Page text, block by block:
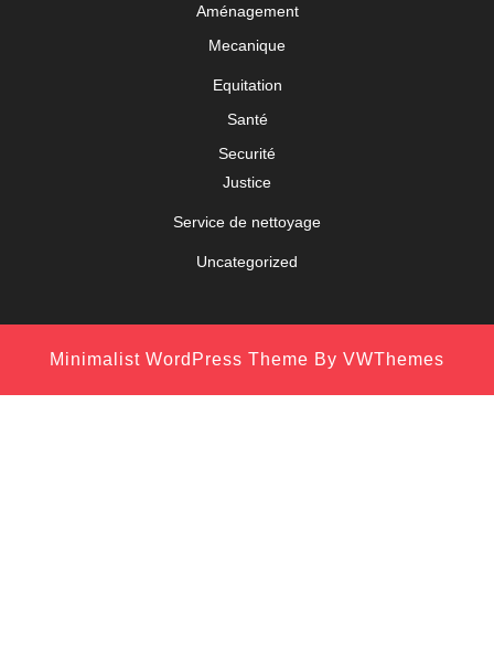
Aménagement
Mecanique
Equitation
Santé
Securité
Justice
Service de nettoyage
Uncategorized
Minimalist WordPress Theme By VWThemes